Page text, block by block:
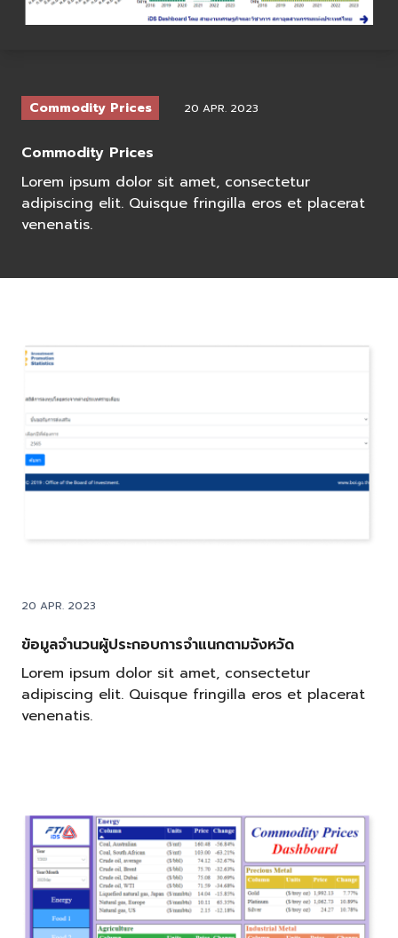
Commodity Prices 20 APR. 2023
Commodity Prices
Lorem ipsum dolor sit amet, consectetur
adipiscing elit. Quisque fringilla eros et placerat
venenatis.
20 APR. 2023
ข้อมูลจำนวนผู้ประกอบการจำแนกตามจังหวัด
Lorem ipsum dolor sit amet, consectetur
adipiscing elit. Quisque fringilla eros et placerat
venenatis.